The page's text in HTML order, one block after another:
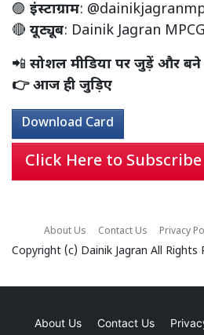
🟣 इंस्टाग्राम:
🔴 यूट्यूब: Dainik Jagran
📲 सोशल मीडिया पर जुड़ें और
👉 आज ही जुड़िए
Download Card
Click Here to Subscribe
About Us Contact Us Privacy
Copyright (c) Dainik Jagran All Rights
About Us Contact Us